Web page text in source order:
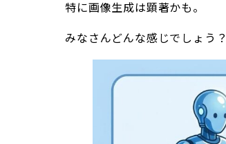
特に画像生成は顕著かも。
みなさんどんな感じでしょう？